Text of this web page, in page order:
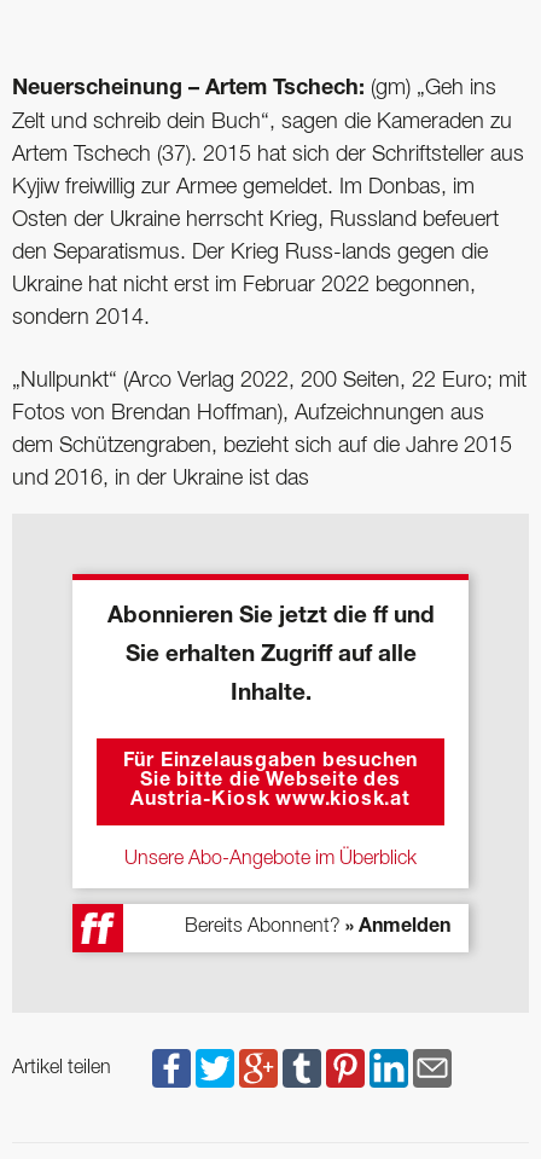
Neuerscheinung – Artem Tschech: (gm) „Geh ins
Zelt und schreib dein Buch“, sagen die Kameraden zu
Artem Tschech (37). 2015 hat sich der Schriftsteller aus
Kyjiw freiwillig zur Armee gemeldet. Im Donbas, im
Osten der Ukraine herrscht Krieg, Russland befeuert
den Separatismus. Der Krieg Russ-lands gegen die
Ukraine hat nicht erst im Februar 2022 begonnen,
sondern 2014.
„Nullpunkt“ (Arco Verlag 2022, 200 Seiten, 22 Euro; mit
Fotos von Brendan Hoffman), Aufzeichnungen aus
dem Schützengraben, bezieht sich auf die Jahre 2015
und 2016, in der Ukraine ist das
Abonnieren Sie jetzt die ff und
Sie erhalten Zugriff auf alle
Inhalte.
Für Einzelausgaben besuchen
Sie bitte die Webseite des
Austria-Kiosk www.kiosk.at
Unsere Abo-Angebote im Überblick
Bereits Abonnent? » Anmelden
Artikel teilen